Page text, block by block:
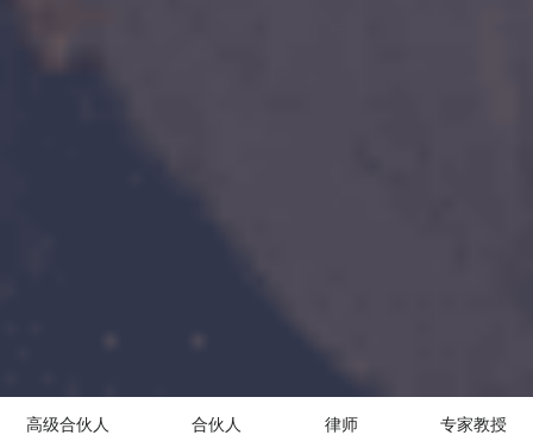
高级合伙人 合伙人 律师 专家教授